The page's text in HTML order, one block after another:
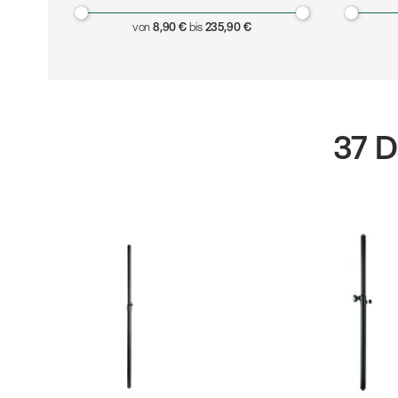
von8,90 €bis235,90 €
37